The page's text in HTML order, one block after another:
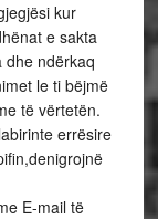
kur
e sakta
dhe ndërkaq
le ti bëjmë
të vërtetën.
errësire
E-mail të